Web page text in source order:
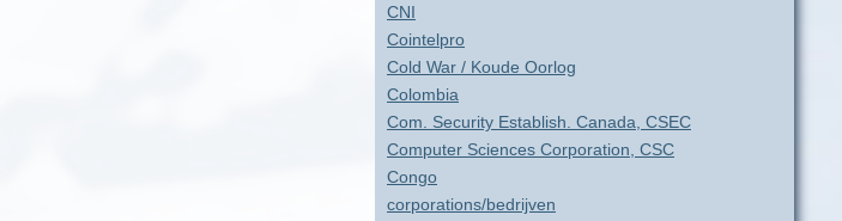
CNI
Cointelpro
Cold War / Koude Oorlog
Colombia
Com. Security Establish. Canada, CSEC
Computer Sciences Corporation, CSC
Congo
corporations/bedrijven